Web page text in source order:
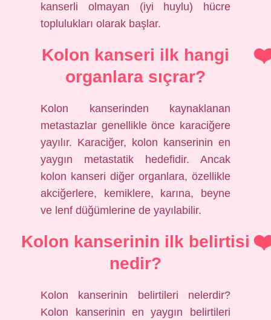
kanserli olmayan (iyi huylu) hücre
toplulukları olarak başlar.
Kolon kanseri ilk hangi
organlara sıçrar?
Kolon kanserinden kaynaklanan
metastazlar genellikle önce karaciğere
yayılır. Karaciğer, kolon kanserinin en
yaygın metastatik hedefidir. Ancak
kolon kanseri diğer organlara, özellikle
akciğerlere, kemiklere, karına, beyne
ve lenf düğümlerine de yayılabilir.
Kolon kanserinin ilk belirtisi
nedir?
Kolon kanserinin belirtileri nelerdir?
Kolon kanserinin en yaygın belirtileri